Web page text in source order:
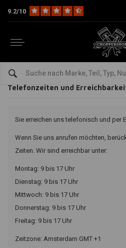
9.2/10
Home Kundenservice
Telefonzeiten
Holen Sie Ihre Pakete selbst ab
Telefonzeiten und
Sie erreichen uns telefonisch und per
Wenn Sie uns anrufen möchten,
Zeiten. Wir sind erreichbar unter:
Montag: 9 bis 17 Uhr
Dienstag: 9 bis 17 Uhr
Mittwoch: 9 bis 17 Uhr
Donnerstag: 9 bis 17 Uhr
Freitag: 9 bis 17 Uhr
Zeitzone: Amsterdam GMT +1